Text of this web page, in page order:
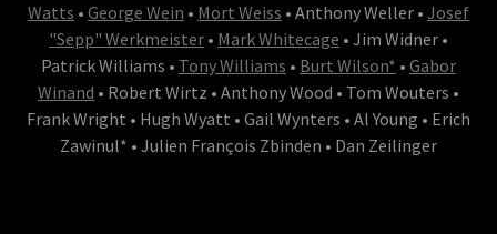
Watts • George Wein • Mort Weiss • Anthony Weller • Josef
"Sepp" Werkmeister • Mark Whitecage • Jim Widner •
Patrick Williams • Tony Williams • Burt Wilson* • Gabor
Winand • Robert Wirtz • Anthony Wood • Tom Wouters •
Frank Wright • Hugh Wyatt • Gail Wynters • Al Young • Erich
Zawinul* • Julien François Zbinden • Dan Zeilinger